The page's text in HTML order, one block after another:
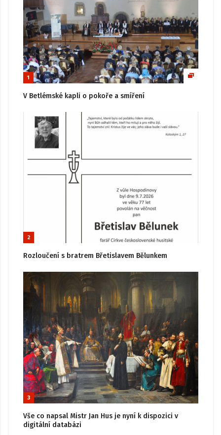
1
V Betlémské kapli o pokoře a smíření
2
Rozloučení s bratrem Břetislavem Bělunkem
3
Vše co napsal Mistr Jan Hus je nyní k dispozici v
digitální databázi